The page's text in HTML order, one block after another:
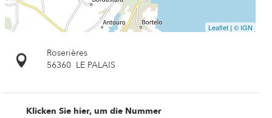
Leaflet | © IGN
Roserières
56360 LE PALAIS
Klicken Sie hier, um die Nummer